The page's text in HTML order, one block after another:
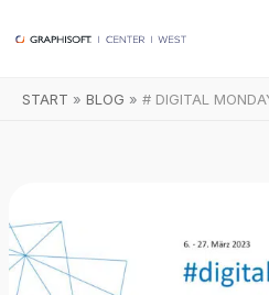
Inhalt
START BLOG # DIGITAL